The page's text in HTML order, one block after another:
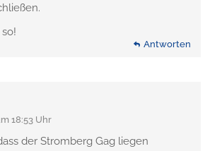
Antworten
18:53 Uhr
der Stromberg Gag liegen